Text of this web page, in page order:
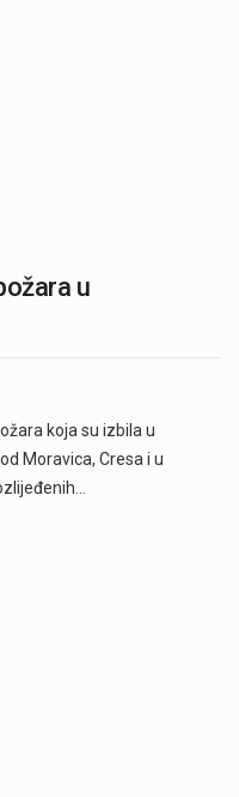
u
koja su izbila u
Moravica, Cresa i u